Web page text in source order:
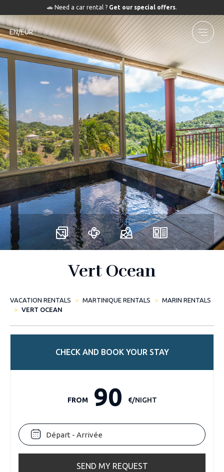
🚗 Need a car rental ? Get our special offers.
EN/EUR
Vert Ocean
VACATION RENTALS MARTINIQUE RENTALS
MARIN RENTALS
VERT OCEAN
CHECK AND BOOK YOUR STAY
FROM90 €/NIGHT
SEND MY REQUEST